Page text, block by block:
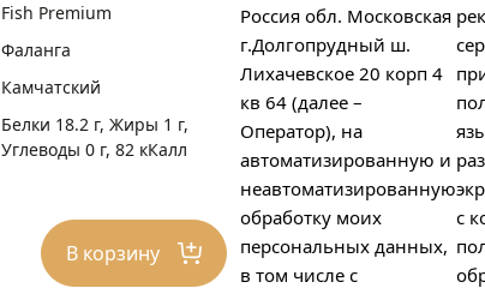
Fish Premium
Фаланга
Камчатский
Белки 18.2 г, Жиры 1 г,
Углеводы 0 г, 82 кКалл
В корзину
Россия обл. Московская
г.Долгопрудный ш.
Лихачевское 20 корп 4
кв 64 (далее –
Оператор), на
автоматизированную и
неавтоматизированную
обработку моих
персональных данных,
в том числе с
с